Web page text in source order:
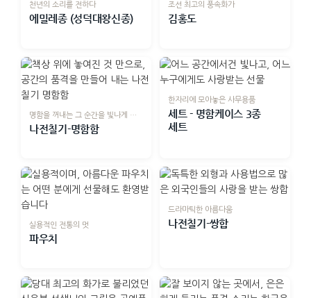
천년의 소리를 전하다
에밀레종 (성덕대왕신종)
조선 최고의 풍속화가
김홍도
명함을 꺼내는 그 순간을 빛나게 하는
나전칠기-명함함
한자리에 모아놓은 사무용품
세트 - 명함케이스 3종
세트
실용적인 전통의 멋
파우치
드라마틱한 아름다움
나전칠기-쌍합